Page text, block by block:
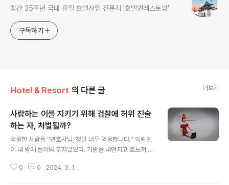
창간 35주년 국내 유일 호텔산업 전문지 '호텔앤레스토랑'
구독하기
Hotel & Resort 의 다른 글 더보기
사랑하는 이를 지키기 위해 검찰에 허위 진술
하는 자, 처벌될까?
억울한 사람들 “변호사님, 정말 너무 억울합니다.” 의뢰인
이 내 방에 들어와 주저앉았다. 가방을 내던지고 흐느껴 울
이 그칠 때까지 기다렸다. 변호사는 듣는 직업이다. 그는 전
0 0 2024. 3. 1.